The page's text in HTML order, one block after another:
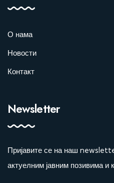
О нама
Новости
Контакт
Newsletter
Пријавите се на наш
актуелним јавним позивима и